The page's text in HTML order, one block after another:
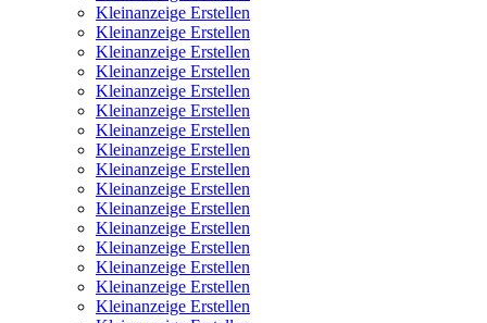
Kleinanzeige Erstellen
Kleinanzeige Erstellen
Kleinanzeige Erstellen
Kleinanzeige Erstellen
Kleinanzeige Erstellen
Kleinanzeige Erstellen
Kleinanzeige Erstellen
Kleinanzeige Erstellen
Kleinanzeige Erstellen
Kleinanzeige Erstellen
Kleinanzeige Erstellen
Kleinanzeige Erstellen
Kleinanzeige Erstellen
Kleinanzeige Erstellen
Kleinanzeige Erstellen
Kleinanzeige Erstellen